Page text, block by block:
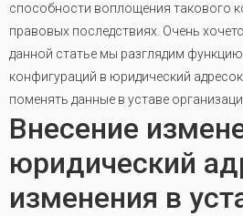
способности воплощения такового
правовых последствиях. Очень
данной статье мы разглядим
конфигураций в юридический
поменять данные в уставе
Внесение
юридический
изменения в